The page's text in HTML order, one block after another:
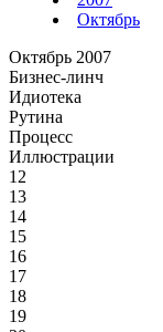
Октябрь
Октябрь 2007
Бизнес-линч
Идиотека
Рутина
Процесс
Иллюстрации
12
13
14
15
16
17
18
19